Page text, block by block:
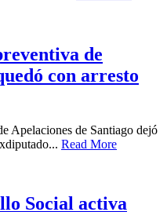
de
con arresto
Apelaciones de Santiago dejó
Read More
Social activa